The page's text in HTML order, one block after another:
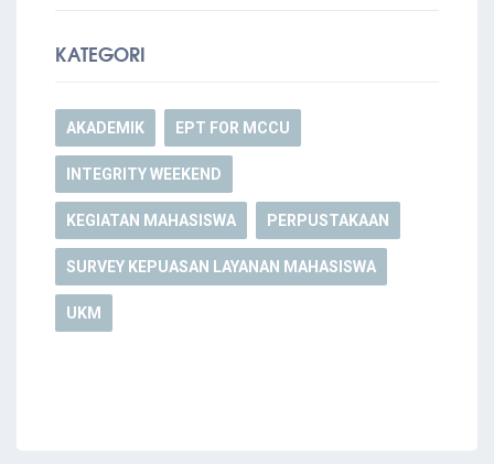
KATEGORI
AKADEMIK EPT FOR MCCU
INTEGRITY WEEKEND
KEGIATAN MAHASISWA PERPUSTAKAAN
SURVEY KEPUASAN LAYANAN MAHASISWA
UKM